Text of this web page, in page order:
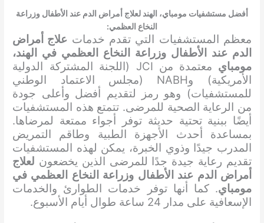
أفضل مستشفيات مومباي، الهند لعلاج أمراض الدم عند الأطفال وزراعة
النخاع العظمي:
معظم المستشفيات التي تقدم خدمات علاج أمراض
الدم عند الأطفال وزراعة النخاع العظمي في الهند،
مومباي
معتمدة من JCI (اللجنة المشتركة الدولية
الأمريكية) وNABH (مجلس الاعتماد الوطني
للمستشفيات) وهو رمز لتقديم أفضل وأعلى جودة
من الرعاية الصحية للمرضى. تتمتع هذه المستشفيات
أيضًا ببنية تحتية حديثة توفر أجواء ممتعة لمرضاها.
بمساعدة أحدث الأجهزة الطبية وطاقم التمريض
المدرب جيدًا وذوي الخبرة، يمكن لهذه المستشفيات
تقديم رعاية جيدة جدًا للمرضى الذين يخضعون لعلاج
أمراض الدم عند الأطفال وزراعة النخاع العظمي في
مومباي. كما أنها توفر خدمات الطوارئ والخدمات
الإسعافية على مدار 24 ساعة طوال أيام الأسبوع.